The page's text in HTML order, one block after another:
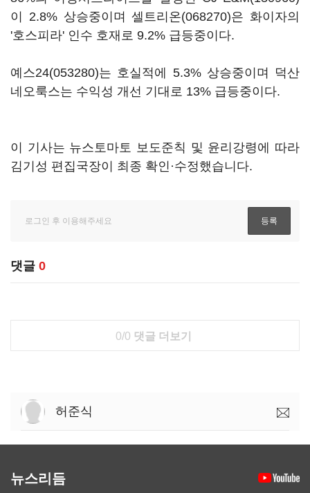
이 2.8% 상승중이며셀트리온(068270)은 화이자의
'호스피라' 인수 호재로 9.2% 급등중이다.
예스24(053280)는 호실적에 5.3% 상승중이며 덕산
네오룩스는 수익성 개선 기대로 13% 급등중이다.
이 기사는 뉴스토마토 보도준칙 및 윤리강령에 따라
김기성 편집국장이 최종 확인·수정했습니다.
댓글 0
0/0 댓글 더보기
허준식
뉴스리듬